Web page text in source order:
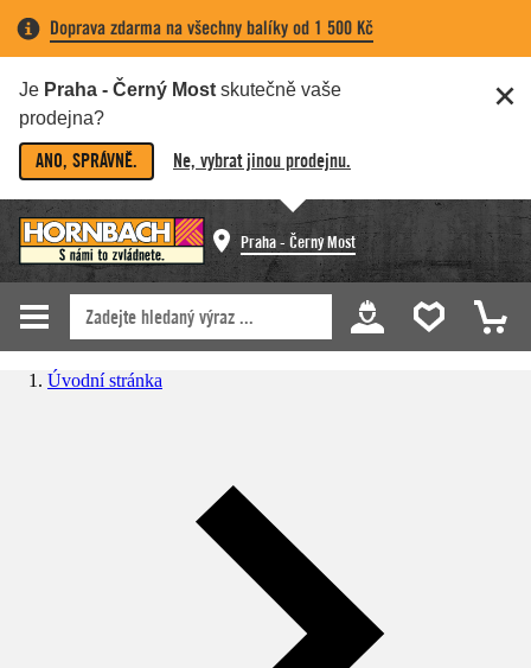
Doprava zdarma na všechny balíky od 1 500 Kč
Je Praha - Černý Most skutečně vaše
prodejna?
ANO, SPRÁVNĚ. Ne, vybrat jinou prodejnu.
Praha - Černý Most
Úvodní stránka